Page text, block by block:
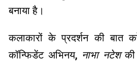
बनाया है।
कलाकारों के प्रदर्शन की बात
कॉन्फिडेंट अभिनय, नाभा नटेशकी